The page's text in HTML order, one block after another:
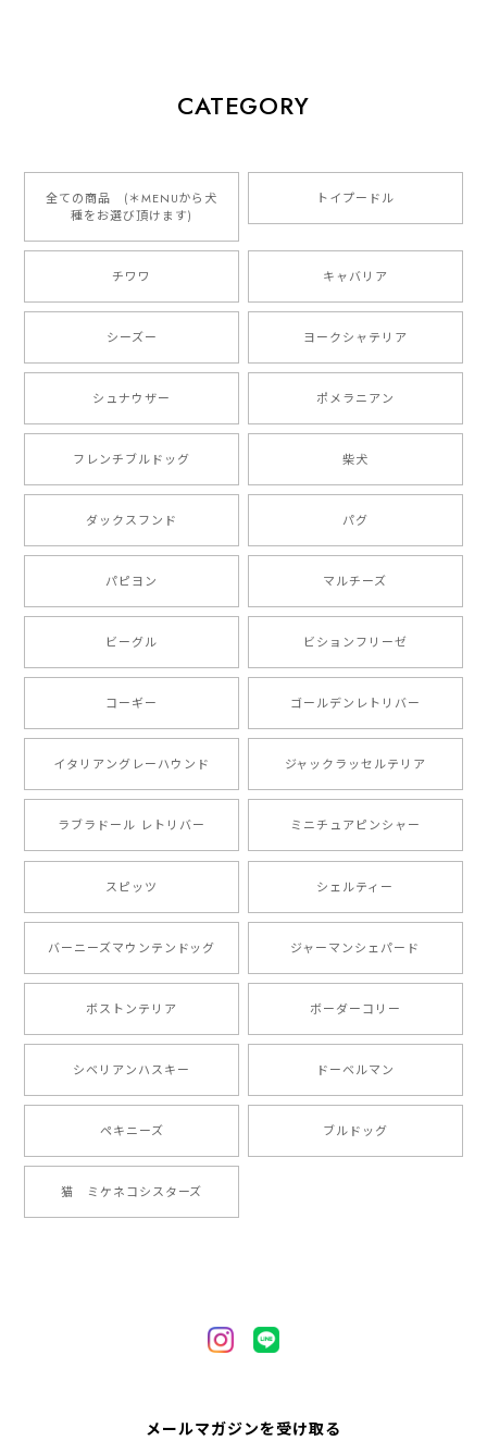
2026/01/16
とっても可愛くて、わんちゃんの名前や電話番号も分か
りやすくて最高です！ ありがとうございました❁⃘*.ﾟ
ご縁がありましたら、またよろしくお願いいたします。
【 自然に囲まれた ダックスフンド 】 キャニスター 保存容器 お家用 プレゼント 犬 ペット うちの子 犬グッズ
【 ボーダーコリー 水彩画風 毛色4色 】 手帳 スマホケース 犬 うちの子 iPhone & Android
ったです。 ご連絡が取りづらい点だけ少し不安になり
ましたが、商品の素敵さでチャラです。 本当に可愛
い。ありがとうございます。
2024/10/28
注文受領連絡が無かったのでハラハラしましたが… 可
愛い商品が届きました！大満足です♪
【 自然に囲まれた ポメラニアン 】マグカップ 犬 ペット うちの子 犬グッズ ギフト プレゼント 母の日
とても可愛かったです。６月にももが（17歳）で亡くな
りまして、元気な時の顔がそっくりだったので、注文し
ました。ありがとうございました。
2024/05/22
2024/05/04
2024/05/04
CATEGORY
全ての商品 (＊MENUから犬
種をお選び頂けます)
トイプードル
チワワ キャバリア
シーズー ヨークシャテリア
シュナウザー ポメラニアン
フレンチブルドッグ 柴犬
ダックスフンド パグ
パピヨン マルチーズ
ビーグル ビションフリーゼ
コーギー ゴールデンレトリバー
イタリアングレーハウンド ジャックラッセルテリア
ラブラドール レトリバー ミニチュアピンシャー
スピッツ シェルティー
バーニーズマウンテンドッグ ジャーマンシェパード
ボストンテリア ボーダーコリー
シベリアンハスキー ドーベルマン
ペキニーズ ブルドッグ
猫 ミケネコシスターズ
メールマガジンを受け取る